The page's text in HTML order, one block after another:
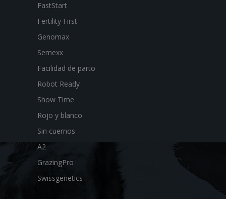
FastStart
Fertility First
Genomax
Semexx
Facilidad de parto
Robot Ready
Show Time
Rojo y blanco
Sin cuernos
A2
GrazingPro
Swissgenetics